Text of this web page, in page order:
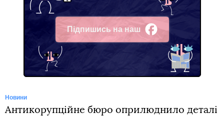
Підпишись на наш
Facebook
Новини
Антикорупційне бюро оприлюднило деталі